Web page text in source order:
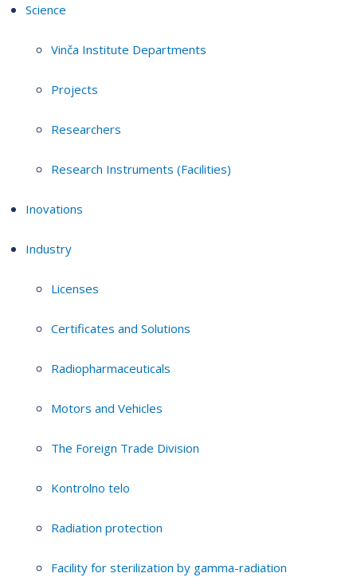
Science
Vinča Institute Departments
Projects
Researchers
Research Instruments (Facilities)
Inovations
Industry
Licenses
Certificates and Solutions
Radiopharmaceuticals
Motors and Vehicles
The Foreign Trade Division
Kontrolno telo
Radiation protection
Facility for sterilization by gamma-radiation